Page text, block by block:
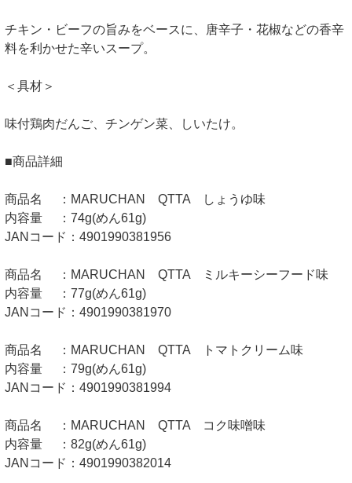
チキン・ビーフの旨みをベースに、唐辛子・花椒などの香辛
料を利かせた辛いスープ。
＜具材＞
味付鶏肉だんご、チンゲン菜、しいたけ。
■商品詳細
商品名 ：MARUCHAN QTTA しょうゆ味
内容量 ：74g(めん61g)
JANコード：4901990381956
商品名 ：MARUCHAN QTTA ミルキーシーフード味
内容量 ：77g(めん61g)
JANコード：4901990381970
商品名 ：MARUCHAN QTTA トマトクリーム味
内容量 ：79g(めん61g)
JANコード：4901990381994
商品名 ：MARUCHAN QTTA コク味噌味
内容量 ：82g(めん61g)
JANコード：4901990382014